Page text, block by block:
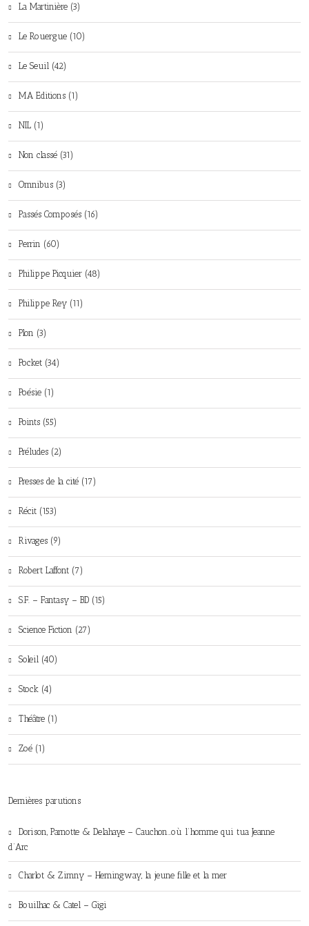
La Martinière (3)
Le Rouergue (10)
Le Seuil (42)
MA Editions (1)
NIL (1)
Non classé (31)
Omnibus (3)
Passés Composés (16)
Perrin (60)
Philippe Picquier (48)
Philippe Rey (11)
Plon (3)
Pocket (34)
Poésie (1)
Points (55)
Préludes (2)
Presses de la cité (17)
Récit (153)
Rivages (9)
Robert Laffont (7)
S.F. – Fantasy – BD (15)
Science Fiction (27)
Soleil (40)
Stock (4)
Théâtre (1)
Zoé (1)
Dernières parutions
Dorison, Parnotte & Delahaye – Cauchon…où l’homme qui tua Jeanne
d’Arc
Charlot & Zimny – Hemingway, la jeune fille et la mer
Bouilhac & Catel – Gigi